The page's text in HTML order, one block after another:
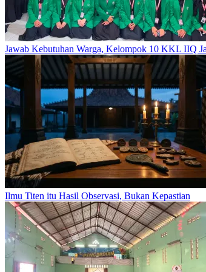
Jawab Kebutuhan Warga, Kelompok 10 KKL IIQ
Ilmu Titen itu Hasil Observasi, Bukan Kepastian